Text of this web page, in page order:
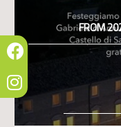
FROM